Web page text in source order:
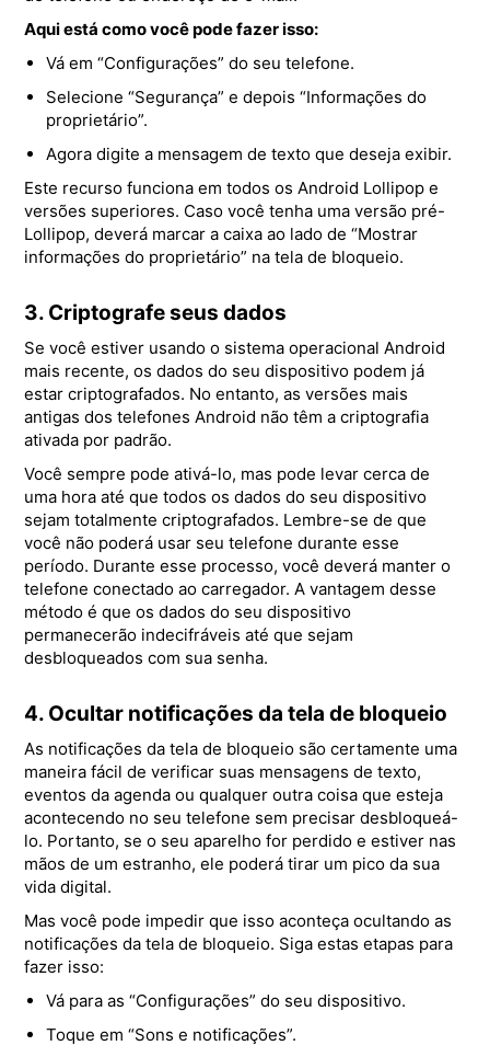
Aqui está como você pode fazer isso:
Vá em “Configurações” do seu telefone.
Selecione “Segurança” e depois “Informações do
proprietário”.
Agora digite a mensagem de texto que deseja exibir.
Este recurso funciona em todos os Android Lollipop e
versões superiores. Caso você tenha uma versão pré-
Lollipop, deverá marcar a caixa ao lado de “Mostrar
informações do proprietário” na tela de bloqueio.
3. Criptografe seus dados
Se você estiver usando o sistema operacional Android
mais recente, os dados do seu dispositivo podem já
estar criptografados. No entanto, as versões mais
antigas dos telefones Android não têm a criptografia
ativada por padrão.
Você sempre pode ativá-lo, mas pode levar cerca de
uma hora até que todos os dados do seu dispositivo
sejam totalmente criptografados. Lembre-se de que
você não poderá usar seu telefone durante esse
período. Durante esse processo, você deverá manter o
telefone conectado ao carregador. A vantagem desse
método é que os dados do seu dispositivo
permanecerão indecifráveis ​​até que sejam
desbloqueados com sua senha.
4. Ocultar notificações da tela de bloqueio
As notificações da tela de bloqueio são certamente uma
maneira fácil de verificar suas mensagens de texto,
eventos da agenda ou qualquer outra coisa que esteja
acontecendo no seu telefone sem precisar desbloqueá-
lo. Portanto, se o seu aparelho for perdido e estiver nas
mãos de um estranho, ele poderá tirar um pico da sua
vida digital.
Mas você pode impedir que isso aconteça ocultando as
notificações da tela de bloqueio. Siga estas etapas para
fazer isso:
Vá para as “Configurações” do seu dispositivo.
Toque em “Sons e notificações”.